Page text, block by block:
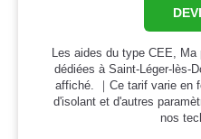
Les aides du type CEE,
dédiées à Saint-Léger-lès-
affiché. ｜Ce tarif varie en
d'isolant et d'autres
nos